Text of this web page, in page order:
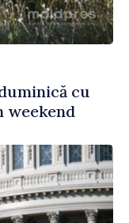
cu
weekend